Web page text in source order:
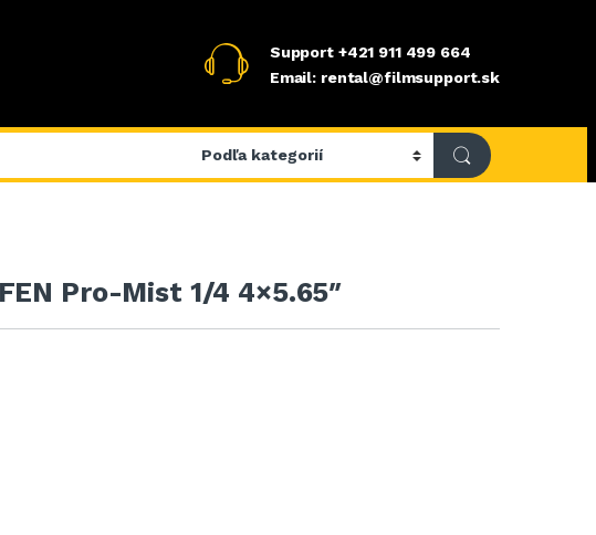
Support+421 911 499 664
Email: rental@filmsupport.sk
Pro-Mist 1/4 4×5.65″